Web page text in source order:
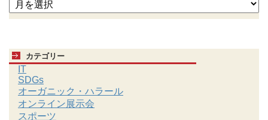
カテゴリー
IT
SDGs
オーガニック・ハラール
オンライン展示会
スポーツ